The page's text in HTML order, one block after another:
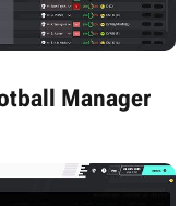
Manager